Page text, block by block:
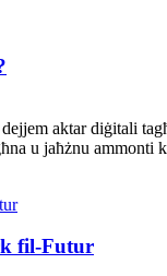
aktar diġitali
u jaħżnu
fil-Futur